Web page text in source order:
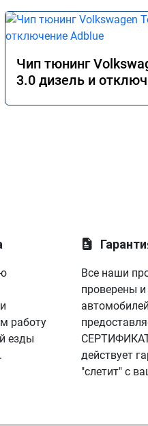
Чип тюнинг
3.0 дизель и
работу
езды
Все наши
проверены
действует
"слетит" с